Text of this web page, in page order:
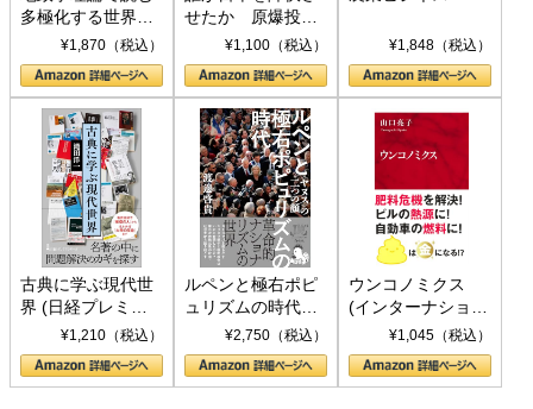
多極化する世界：
トランプとBRICS
の挑戦
¥1,870（税込）
せたか 原爆投
下、ソ連参戦、そ
して聖断 (PHP新
書)
¥1,100（税込） ¥1,848（税込）
古典に学ぶ現代世
界 (日経プレミア
シリーズ)¥1,210（税込）
ルペンと極右ポピ
ュリズムの時代：
〈ヤヌス〉の二つ
の顔
¥2,750（税込）
ウンコノミクス
(インターナショナ
ル新書)¥1,045（税込）